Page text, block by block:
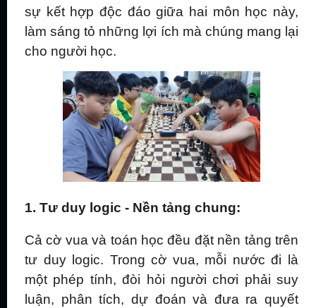
sự kết hợp độc đáo giữa hai môn học này,
làm sáng tỏ những lợi ích mà chúng mang lại
cho người học.
1. Tư duy logic - Nền tảng chung:
Cả cờ vua và toán học đều đặt nền tảng trên
tư duy logic. Trong cờ vua, mỗi nước đi là
một phép tính, đòi hỏi người chơi phải suy
luận, phân tích, dự đoán và đưa ra quyết